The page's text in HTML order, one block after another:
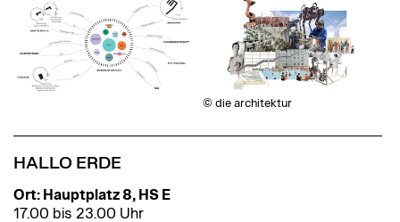
© die architektur
HALLO ERDE
Ort: Hauptplatz 8, HS E
17.00 bis 23.00 Uhr